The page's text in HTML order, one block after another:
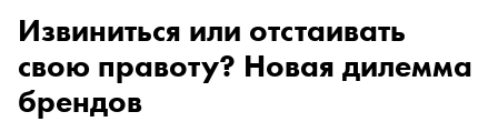
Извиниться или отстаивать
свою правоту? Новая дилемма
брендов